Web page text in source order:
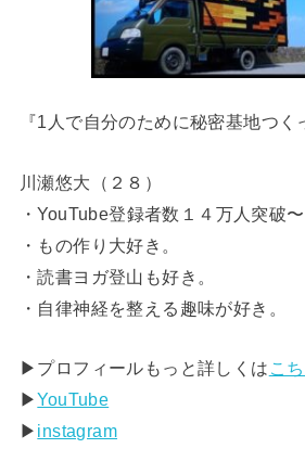
『1人で自分のために秘密基地つく
川瀬悠大（２８）
・YouTube登録者数１４万人突破〜
・もの作り大好き。
・読書ヨガ登山も好き。
・自律神経を整える趣味が好き。
▶︎プロフィールもっと詳しくは こ
▶︎YouTube
▶︎ instagram